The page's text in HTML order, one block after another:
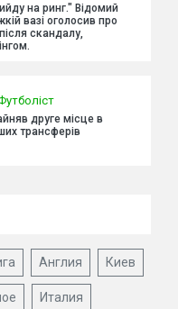
на ринг." Відомий
вазі оголосив про
скандалу,
друге місце в
трансферів
Англия Киев
Италия